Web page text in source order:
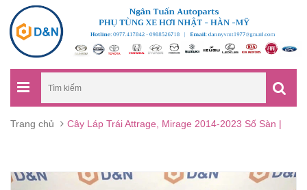
Trang chủ Cây Láp Trái Attrage, Mirage 2014-2023 Số Sàn |